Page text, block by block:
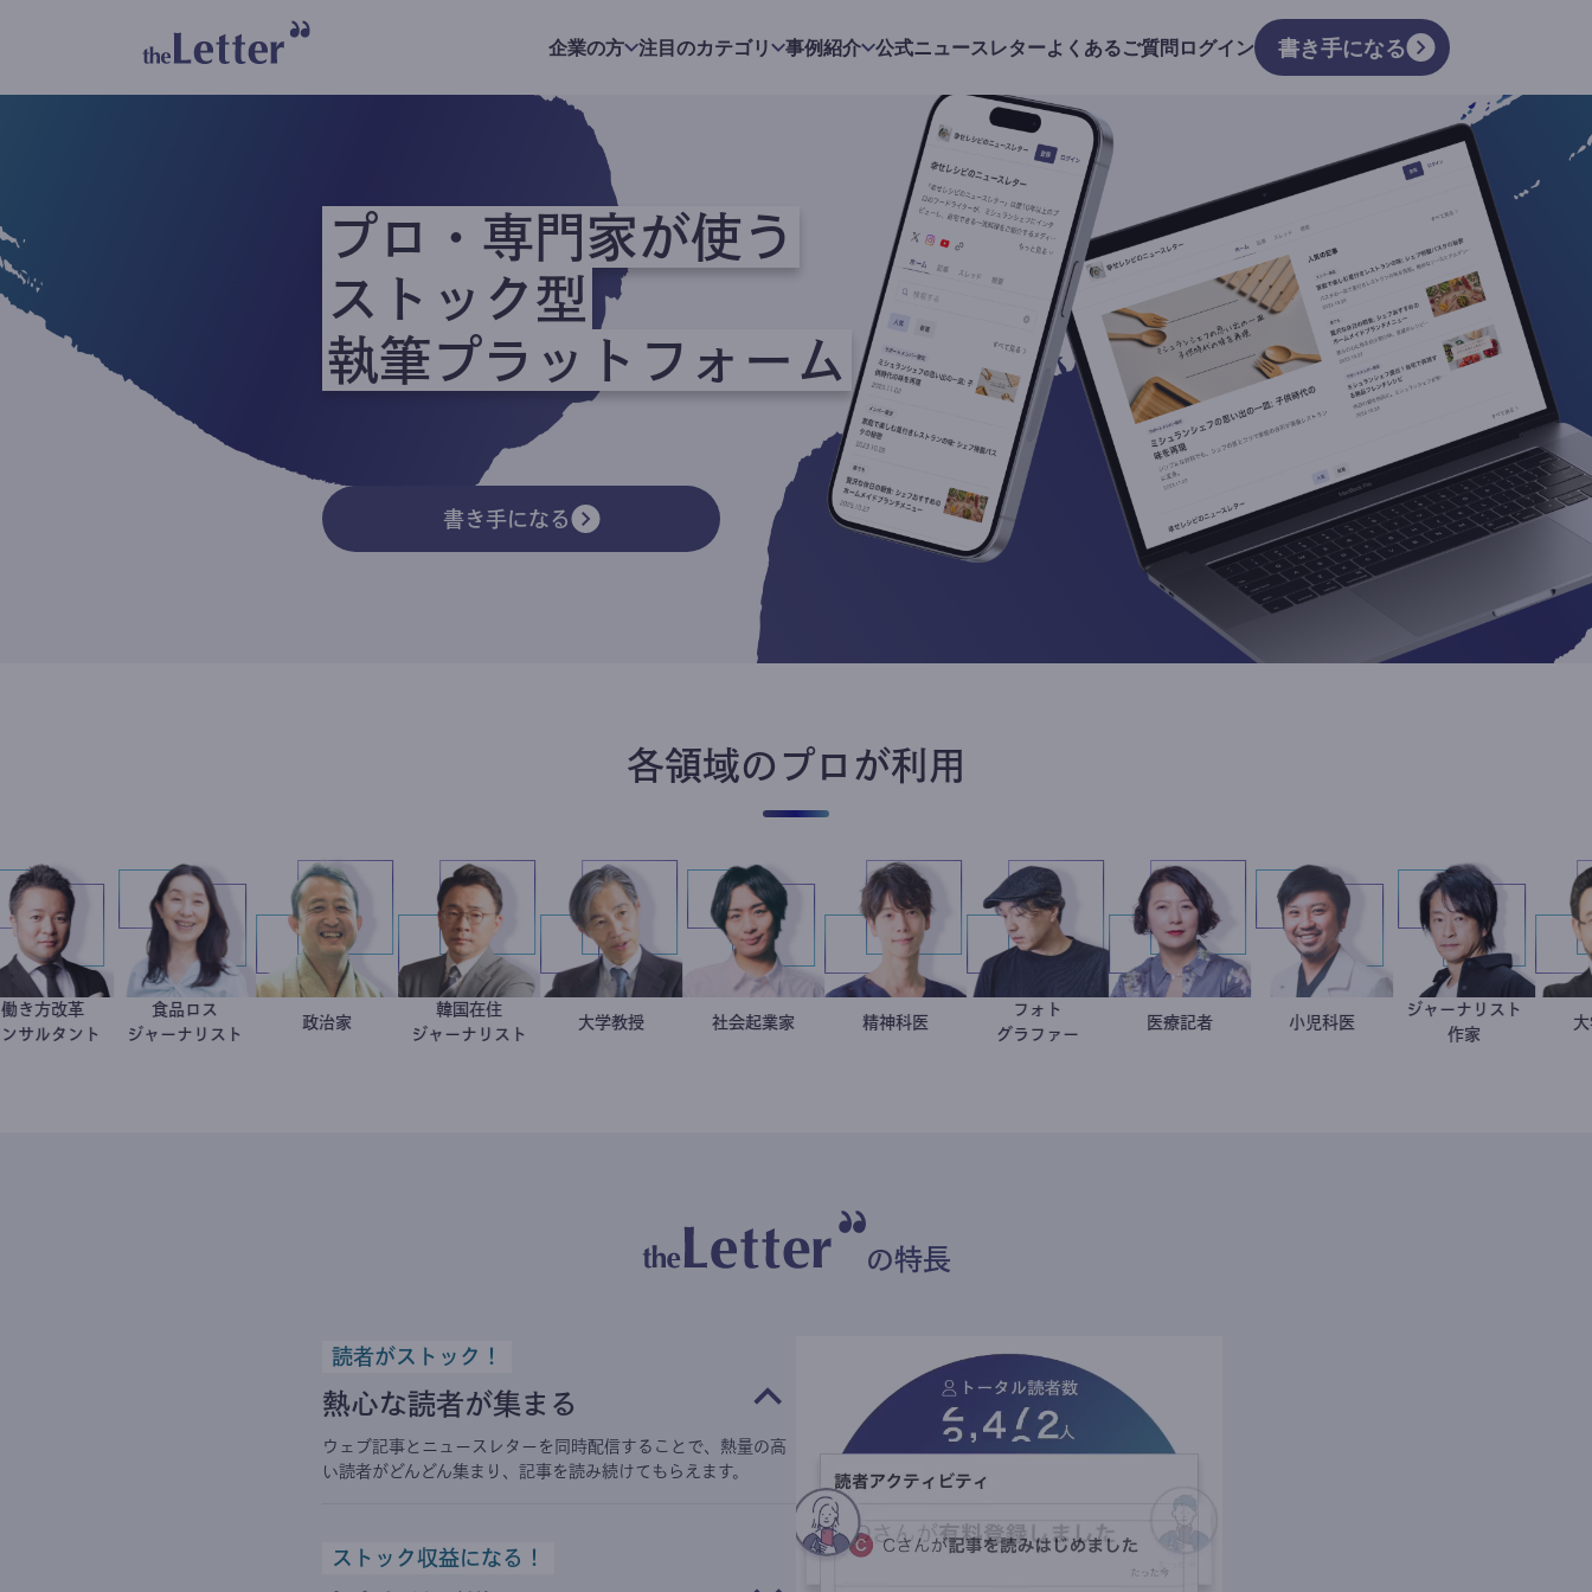
企業の方 注目のカテゴリ 事例紹介 公式ニュースレターよくあるご質問ログイン 書き手になる
プロ・専門家が使う
ストック型
執筆プラットフォーム
書き手になる
各領域のプロが利用
新田龍
働き方改革
コンサルタント
井出留美
食品ロス
ジャーナリスト
韓国在住
ジャーナリスト
加藤忠史
大学教授 駒崎弘樹
社会起業家 藤野智哉
精神科医
グラファー
岩永直子
医療記者 今西洋介
小児科医 鈴木エイト
ジャーナリスト
の特長
読者がストック！
熱心な読者が集まる
ウェブ記事とニュースレターを同時配信することで、熱量の高
い読者がどんどん集まり、記事を読み続けてもらえます。
ストック収益になる！